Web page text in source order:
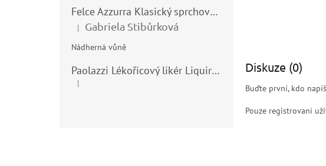
Felce Azzurra Klasický sprchový gel - doccia gel 400ml
Hodnocení produktu je 5 z 5 hvězdiček.
| Gabriela Stibůrková
Nádherná vůně
Paolazzi Lékořicový likér Liquirizia 24% 0,7L
Hodnocení produktu je 5 z 5 hvězdiček.
|
Diskuze (0)
Buďte první, kdo
Pouze registrovaní